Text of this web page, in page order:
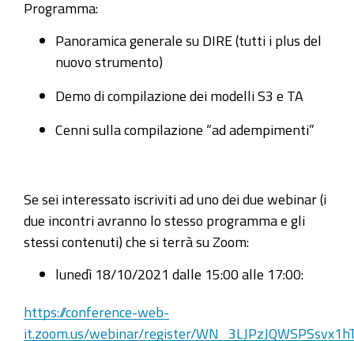
imprese
ottobre
2021
DIRE:
come
sta
compilazione
delle
Programma:
Panoramica generale su DIRE (tutti i plus del
nuovo strumento)
Demo di compilazione dei modelli S3 e TA
Cenni sulla compilazione “ad adempimenti”
Se sei interessato iscriviti ad uno dei due webinar (i
due incontri avranno lo stesso programma e gli
stessi contenuti) che si terrà su Zoom:
lunedì 18/10/2021 dalle 15:00 alle 17:00:
https://conference-web-
it.zoom.us/webinar/register/